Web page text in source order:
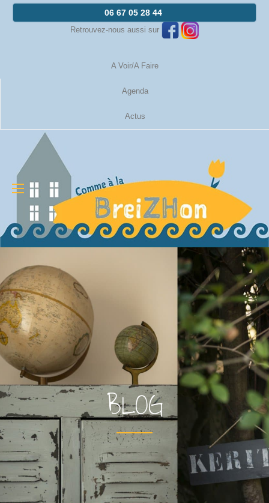
06 67 05 28 44
Retrouvez-nous aussi sur
A Voir/A Faire
Agenda
Actus
BLOG